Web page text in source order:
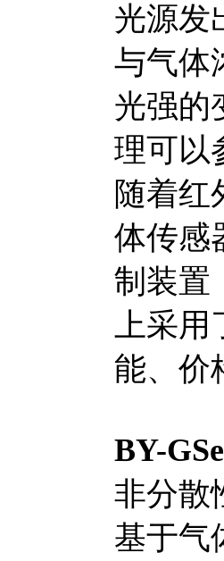
光源发
与气体
光强的
理可以
随着红
体传感
制装置
上采用
能、价
BY-
非分散
基于气